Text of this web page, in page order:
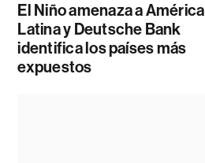
El Niño amenaza a América
Latina y Deutsche Bank
identifica los países más
expuestos